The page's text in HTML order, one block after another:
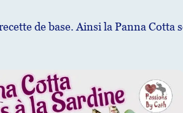
de base. Ainsi la Panna Cotta